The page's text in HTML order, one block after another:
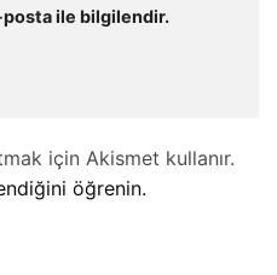
posta ile bilgilendir.
için Akismet kullanır.
öğrenin.